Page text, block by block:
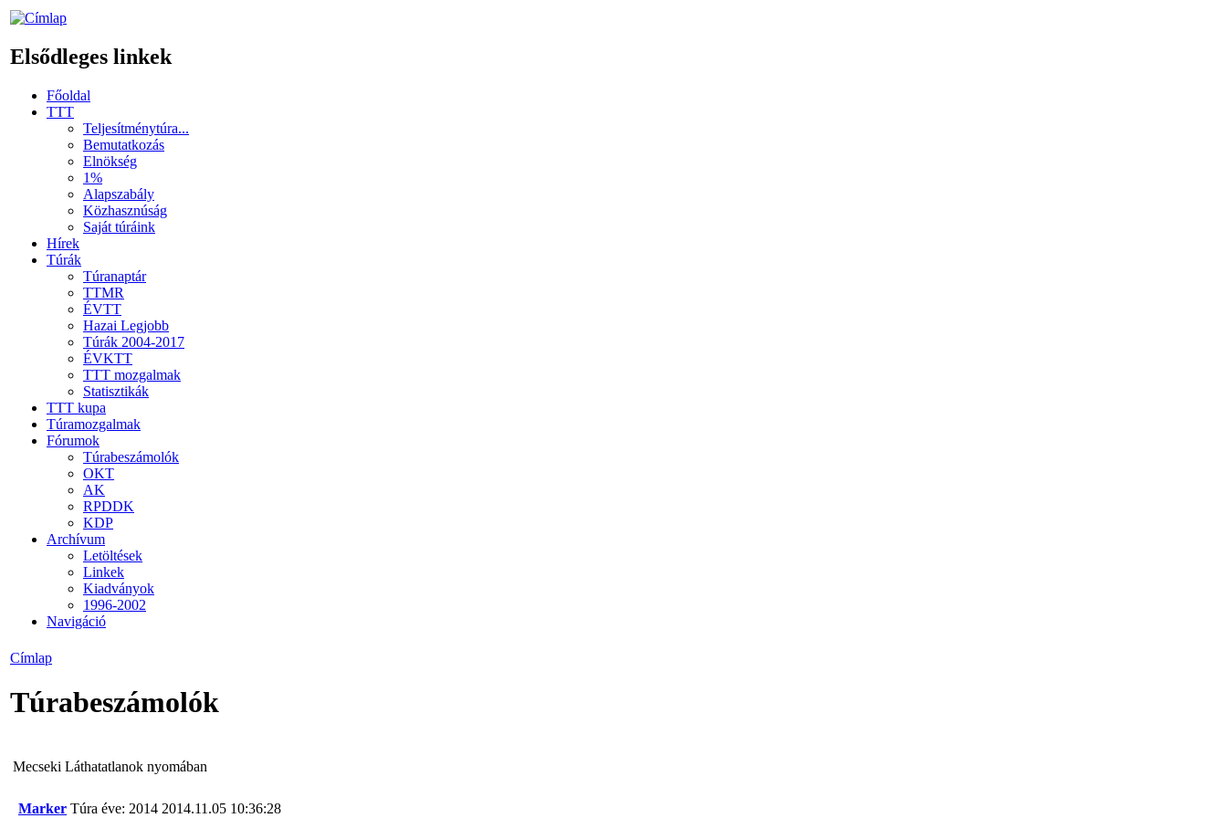
Elsődleges linkek
Főoldal
TTT
Teljesítménytúra...
Bemutatkozás
Elnökség
1%
Alapszabály
Közhasznúság
Saját túráink
Hírek
Túrák
Túranaptár
TTMR
ÉVTT
Hazai Legjobb
Túrák 2004-2017
ÉVKTT
TTT mozgalmak
Statisztikák
TTT kupa
Túramozgalmak
Fórumok
Túrabeszámolók
OKT
AK
RPDDK
KDP
Archívum
Letöltések
Linkek
Kiadványok
1996-2002
Navigáció
Címlap
Túrabeszámolók
Mecseki Láthatatlanok nyomában
Marker Túra éve: 2014 2014.11.05 10:36:28